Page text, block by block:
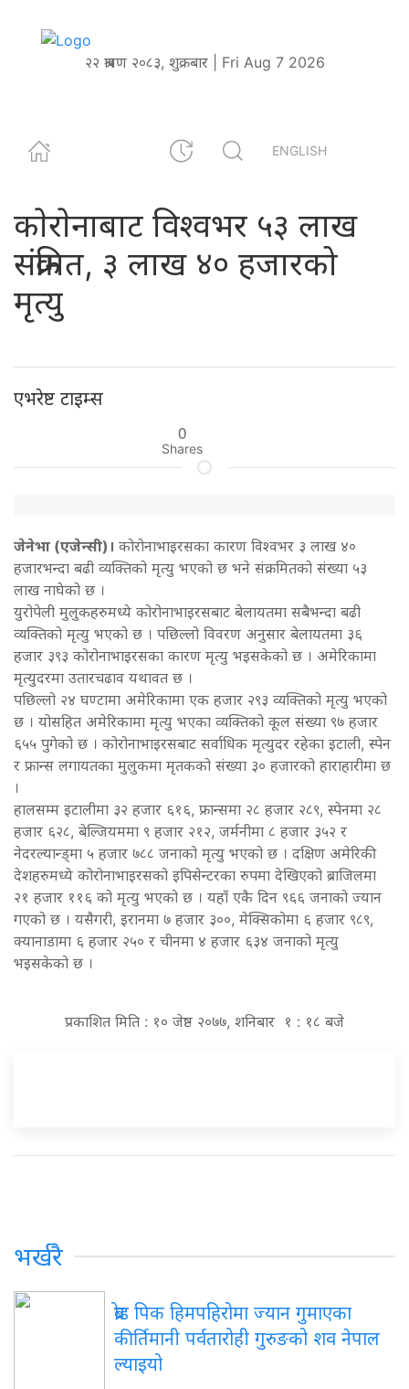
२२ श्रावण २०८३, शुक्रबार | Fri Aug 7 2026
ENGLISH
काेराेनाबाट विश्वभर ५३ लाख
संक्रमित, ३ लाख ४० हजारको
मृत्यु
एभरेष्ट टाइम्स
0
Shares
जेनेभा (एजेन्सी)। कोरोनाभाइरसका कारण विश्वभर ३ लाख ४०
हजारभन्दा बढी व्यक्तिको मृत्यु भएको छ भने संक्रमितको संख्या ५३
लाख नाघेको छ ।
युरोपेली मुलुकहरुमध्ये कोरोनाभाइरसबाट बेलायतमा सबैभन्दा बढी
व्यक्तिको मृत्यु भएको छ । पछिल्लो विवरण अनुसार बेलायतमा ३६
हजार ३९३ कोरोनाभाइरसका कारण मृत्यु भइसकेको छ । अमेरिकामा
मृत्युदरमा उतारचढाव यथावत छ ।
पछिल्लो २४ घण्टामा अमेरिकामा एक हजार २९३ व्यक्तिको मृत्यु भएको
छ । योसहित अमेरिकामा मृत्यु भएका व्यक्तिको कूल संख्या ९७ हजार
६५५ पुगेको छ । कोरोनाभाइरसबाट सर्वाधिक मृत्युदर रहेका इटाली, स्पेन
र फ्रान्स लगायतका मुलुकमा मृतकको संख्या ३० हजारको हाराहारीमा छ
।
हालसम्म इटालीमा ३२ हजार ६१६, फ्रान्समा २८ हजार २८९, स्पेनमा २८
हजार ६२८, बेल्जियममा ९ हजार २१२, जर्मनीमा ८ हजार ३५२ र
नेदरल्यान्ड्मा ५ हजार ७८८ जनाको मृत्यु भएको छ । दक्षिण अमेरिकी
देशहरुमध्ये कोरोनाभाइरसको इपिसेन्टरका रुपमा देखिएको ब्राजिलमा
२१ हजार ११६ को मृत्यु भएको छ । यहाँ एकै दिन ९६६ जनाको ज्यान
गएको छ । यसैगरी, इरानमा ७ हजार ३००, मेक्सिकोमा ६ हजार ९८९,
क्यानाडामा ६ हजार २५० र चीनमा ४ हजार ६३४ जनाको मृत्यु
भइसकेको छ ।
प्रकाशित मिति : १० जेष्ठ २०७७, शनिबार १ : १८ बजे
भर्खरै
ब्रोड पिक हिमपहिरोमा ज्यान गुमाएका
कीर्तिमानी पर्वतारोही गुरुङको शव नेपाल
ल्याइयो